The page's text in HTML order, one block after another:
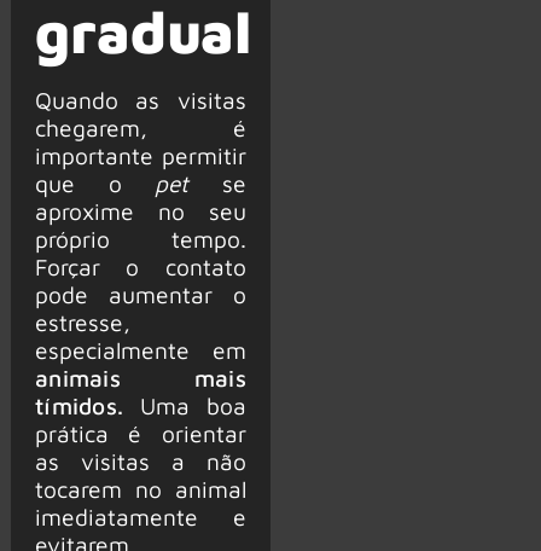
gradual
Quando as visitas
chegarem, é
importante permitir
que o petse
aproxime no seu
próprio tempo.
Forçar o contato
pode aumentar o
estresse,
especialmente em
animais mais
tímidos. Uma boa
prática é orientar
as visitas a não
tocarem no animal
imediatamente e
evitarem